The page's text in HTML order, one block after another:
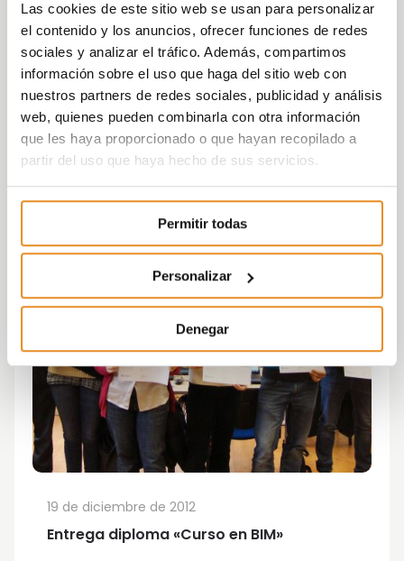
Las cookies de este sitio web se usan para personalizar
el contenido y los anuncios, ofrecer funciones de redes
sociales y analizar el tráfico. Además, compartimos
información sobre el uso que haga del sitio web con
nuestros partners de redes sociales, publicidad y análisis
web, quienes pueden combinarla con otra información
que les haya proporcionado o que hayan recopilado a
partir del uso que haya hecho de sus servicios.
Permitir todas
Personalizar
Denegar
Entrega diploma «Curso en BIM»
19 de diciembre de 2012